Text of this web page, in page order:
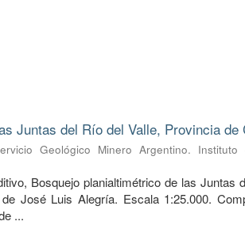
Juntas del Río del Valle, Provincia de
Geológico Minero Argentino.
Bosquejo planialtimétrico de las Juntas
José Luis Alegría. Escala 1:25.000.
...